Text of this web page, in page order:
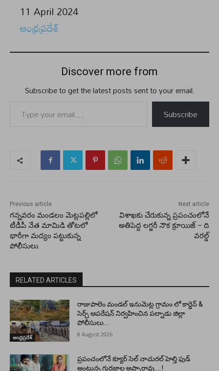
Date
11 April 2024
In relation to
ఆంధ్రప్రదేశ్
Discover more from
Subscribe to get the latest posts sent to your email.
Subscribe
Previous article
గన్నవరం మండలం మెట్లపల్లిలో
టీడీపీ నేత మామిడి తోటలో
భారీగా మద్యం పట్టుకున్న
పోలీసులు.
Next article
విశాఖకు చేరుకున్న ప్రపంచంలోనే
అతిపెద్ద లగ్జరీ నౌక క్రూయిజ్ – ది
వరల్డ్
RELATED ARTICLES
ఆంధ్రప్రదేశ్
రాజుపాలెం మండల్ ఇనుమెట్ల గ్రామం లో కార్డెన్ &
సెర్చ్ ఆపరేషన్ నిర్వహించిన పల్నాడు జిల్లా
పోలీసులు….
8 August 2026
ప్రపంచంలోనే క్యూర్ సెల్ నాచురల్ హెల్తి ఫుడ్
అంటున్న గురజాల అప్పారావు…..!